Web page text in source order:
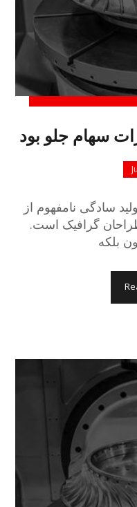
سهام جلو بود
سادگی نامفهوم از
گرافیک است.